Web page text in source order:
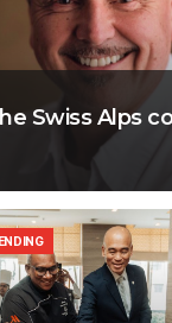
Swiss Alps